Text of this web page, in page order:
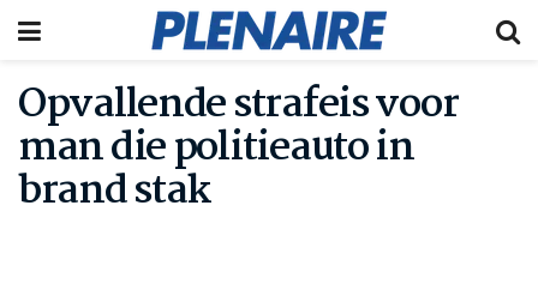
Opvallende strafeis voor
man die politieauto in
brand stak